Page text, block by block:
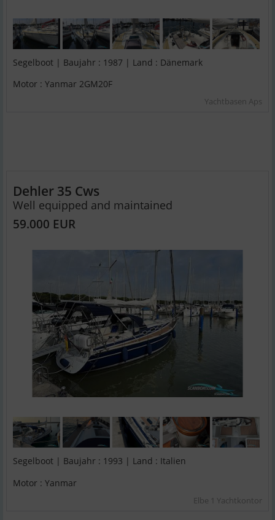
Segelboot | Baujahr : 1987 | Land : Dänemark
Motor : Yanmar 2GM20F
Yachtbasen Aps
Dehler 35 Cws
Well equipped and maintained
59.000 EUR
Segelboot | Baujahr : 1993 | Land : Italien
Motor : Yanmar
Elbe 1 Yachtkontor